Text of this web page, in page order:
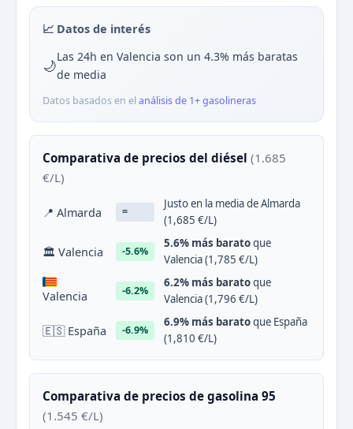
📈 Datos de interés
🌙Las 24h en Valencia son un 4.3% más baratas
de media
Datos basados en el análisis de 1+ gasolineras
Comparativa de precios del diésel (1.685
€/L)
📍 Almarda =
Justo en la media de Almarda
(1,685 €/L)
🏛 Valencia -5.6%
5.6% más baratoque
Valencia (1,785 €/L)
Valencia -6.2%
6.2% más baratoque
Valencia (1,796 €/L)
🇪🇸 España -6.9%
6.9% más baratoque España
(1,810 €/L)
Comparativa de precios de gasolina 95
(1.545 €/L)